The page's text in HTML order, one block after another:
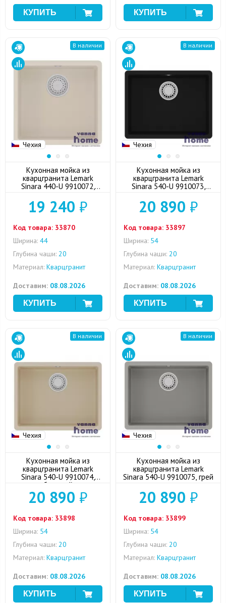
Чехия
В наличии
Кухонная мойка из
кварцгранита Lemark
Sinara 440-U 9910072,
19 240 ₽
Код товара: 33870
Ширина: 44
Глубина чаши: 20
Материал: Кварцгранит
Доставим: 08.08.2026
Чехия
В наличии
Кухонная мойка из
кварцгранита Lemark
Sinara 540-U 9910073,
20 890 ₽
Код товара: 33897
Ширина: 54
Глубина чаши: 20
Материал: Кварцгранит
Доставим: 08.08.2026
Чехия
В наличии
Кухонная мойка из
кварцгранита Lemark
Sinara 540-U 9910074,
бежевый
20 890 ₽
Код товара: 33898
Ширина: 54
Глубина чаши: 20
Материал: Кварцгранит
Доставим: 08.08.2026
Чехия
В наличии
Кухонная мойка из
кварцгранита Lemark
Sinara 540-U 9910075, грей
20 890 ₽
Код товара: 33899
Ширина: 54
Глубина чаши: 20
Материал: Кварцгранит
Доставим: 08.08.2026